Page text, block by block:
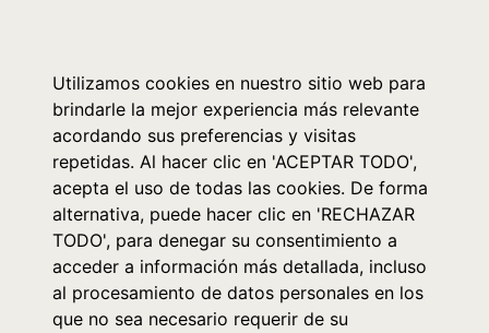
Utilizamos cookies en nuestro sitio web para
brindarle la mejor experiencia más relevante
acordando sus preferencias y visitas
repetidas. Al hacer clic en 'ACEPTAR TODO',
acepta el uso de todas las cookies. De forma
alternativa, puede hacer clic en 'RECHAZAR
TODO', para denegar su consentimiento a
acceder a información más detallada, incluso
al procesamiento de datos personales en los
que no sea necesario requerir de su